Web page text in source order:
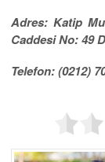
Adres: Katip
Caddesi No: 49
Telefon: (0212)